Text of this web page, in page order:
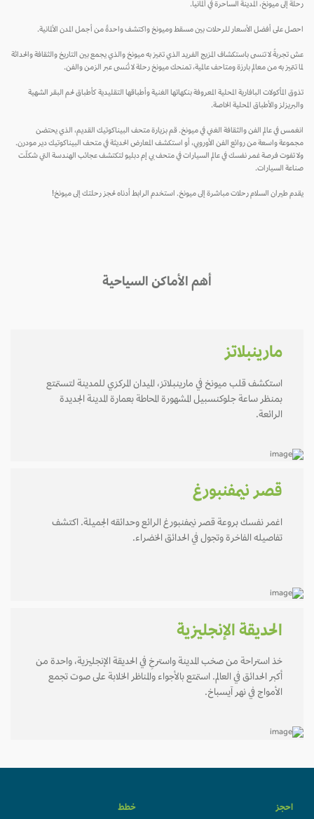
رحلة إلى ميونخ، المدينة الساحرة في ألمانيا.
احصل على أفضل الأسعار للرحلات بين مسقط وميونخ واكتشف واحدةً من أجمل المدن الألمانية.
عش تجربةً لا تنسى باستكشاف المزيج الفريد الذي تتميز به ميونخ والذي يجمع بين التاريخ والثقافة والحداثة
لما تتميز به من معالم بارزة ومتاحف عالمية، تمنحك ميونخ رحلة لا تُنسى عبر الزمن والفن.
تذوق المأكولات البافارية المحلية المعروفة بنكهاتها الغنية وأطباقها التقليدية كأطباق لحم البقر الشهية
والبريزلز والأطباق المحلية الخاصة.
انغمس في عالم الفن والثقافة الغني في ميونخ. قم بزيارة متحف البيناكوتيك القديم، الذي يحتضن
مجموعة واسعة من روائع الفن الأوروبي، أو استكشف المعارض الحديثة في متحف البيناكوتيك دير مودرن.
ولا تفوت فرصة غمر نفسك في عالم السيارات في متحف بي إم دبليو لتكتشف عجائب الهندسة التي شكلّت
صناعة السيارات.
يقدم طيران السلام رحلات مباشرة إلى ميونخ. استخدم الرابط أدناه لحجز رحلتك إلى ميونخ!
أهم الأماكن السياحية
مارينبلاتز
استكشف قلب ميونخ في مارينبلاتز، الميدان المركزي للمدينة لتستمتع
بمنظر ساعة جلوكنسبيل المشهورة المحاطة بعمارة المدينة الجديدة
الرائعة.
قصر نيمفنبورغ
اغمر نفسك بروعة قصر نيمفنبورغ الرائع وحدائقه الجميلة. اكتشف
تفاصيله الفاخرة وتجول في الحدائق الخضراء.
الحديقة الإنجليزية
خذ استراحة من صخب المدينة واسترخِ في الحديقة الإنجليزية، واحدة من
أكبر الحدائق في العالم. استمتع بالأجواء والمناظر الخلابة على صوت تجمع
الأمواج في نهر آيسباخ.
احجز خطط